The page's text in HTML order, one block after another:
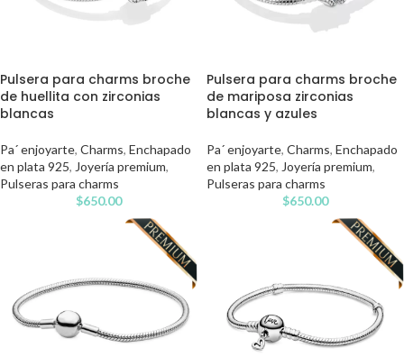
Pulsera para charms broche
de huellita con zirconias
blancas
Pa´ enjoyarte, Charms, Enchapado
en plata 925, Joyería premium,
Pulseras para charms
$650.00
Pulsera para charms broche
de mariposa zirconias
blancas y azules
Pa´ enjoyarte, Charms, Enchapado
en plata 925, Joyería premium,
Pulseras para charms
$650.00